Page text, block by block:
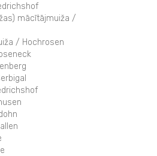
mācītājmuiža /
/ Hochrosen